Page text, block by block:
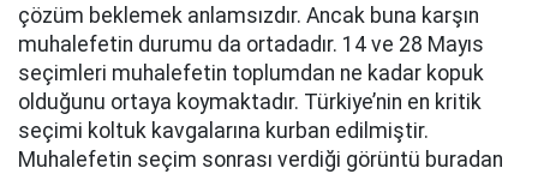
çözüm beklemek anlamsızdır. Ancak buna karşın
muhalefetin durumu da ortadadır. 14 ve 28 Mayıs
seçimleri muhalefetin toplumdan ne kadar kopuk
olduğunu ortaya koymaktadır. Türkiye’nin en kritik
seçimi koltuk kavgalarına kurban edilmiştir.
Muhalefetin seçim sonrası verdiği görüntü buradan